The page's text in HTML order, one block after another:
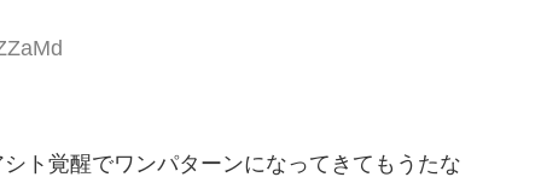
ト覚醒でワンパターンになってきてもうたな